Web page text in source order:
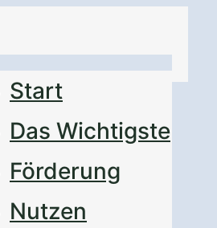
Start
Das Wichtigste
Förderung
Nutzen